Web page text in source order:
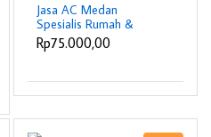
Jasa AC Medan
Spesialis Rumah &
Kantor Profesional
Rp75.000,00